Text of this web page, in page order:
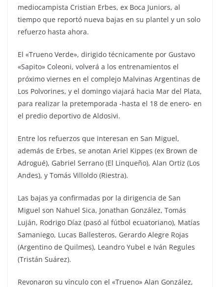
mediocampista Cristian Erbes, ex Boca Juniors, al
tiempo que reportó nueva bajas en su plantel y un solo
refuerzo hasta ahora.
El «Trueno Verde», dirigido técnicamente por Gustavo
«Sapito» Coleoni, volverá a los entrenamientos el
próximo viernes en el complejo Malvinas Argentinas de
Los Polvorines, y el domingo viajará hacia Mar del Plata,
para realizar la pretemporada -hasta el 18 de enero- en
el predio deportivo de Aldosivi.
Entre los refuerzos que interesan en San Miguel,
además de Erbes, se anotan Ariel Kippes (ex Brown de
Adrogué), Gabriel Serrano (El Linqueño), Alan Ortiz (Los
Andes), y Tomás Villoldo (Riestra).
Las bajas ya confirmadas por la dirigencia de San
Miguel son Nahuel Sica, Jonathan González, Tomás
Luján, Rodrigo Díaz (pasó al fútbol ecuatoriano), Matías
Samaniego, Lucas Ballesteros, Gerardo Alegre Rojas
(Argentino de Quilmes), Leandro Yubel e Iván Regules
(Tristán Suárez).
Revonaron su vínculo con el «Trueno» Alan González,